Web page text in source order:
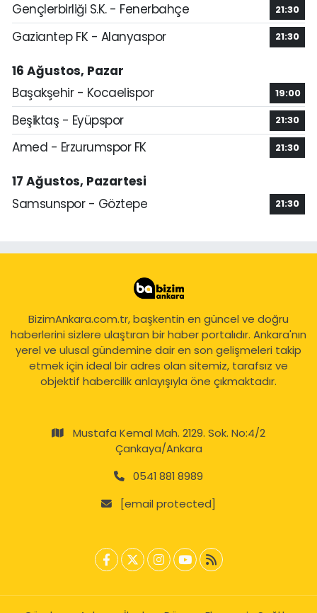
Gençlerbirliği S.K. - Fenerbahçe 21:30
Gaziantep FK - Alanyaspor 21:30
16 Ağustos, Pazar
Başakşehir - Kocaelispor
19:00
Beşiktaş - Eyüpspor 21:30
Amed - Erzurumspor FK 21:30
17 Ağustos, Pazartesi
Samsunspor - Göztepe
21:30
BizimAnkara.com.tr, başkentin en güncel ve doğru
haberlerini sizlere ulaştıran bir haber portalıdır. Ankara'nın
yerel ve ulusal gündemine dair en son gelişmeleri takip
etmek için ideal bir adres olan sitemiz, tarafsız ve
objektif habercilik anlayışıyla öne çıkmaktadır.
Mustafa Kemal Mah. 2129. Sok. No:4/2
Çankaya/Ankara
0541 881 8989
[email protected]